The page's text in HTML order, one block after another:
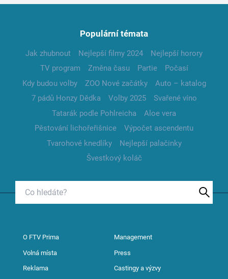
Populární témata
Jak zhubnout Nejlepší filmy 2024
Nejlepší horory
TV program
Změna času Partie
Počasí
Kdy budou volby
ZOO Nové začátky
Auto – katalog
7 pádů Honzy Dědka
Volby 2025
Svařené víno
Tatarák podle Pohlreicha
Aloe vera
Pěstování lichořeřišnice
Výpočet ascendentu
Tvarohové knedlíky
Nejlepší palačinky
Švestkový koláč
O FTV Prima Management
Volná místa Press
Reklama Castingy a výzvy